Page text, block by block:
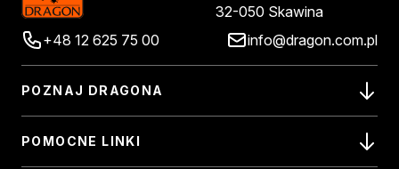
32-050 Skawina
+48 12 625 75 00
info@dragon.com.pl
POZNAJ DRAGONA
POMOCNE LINKI